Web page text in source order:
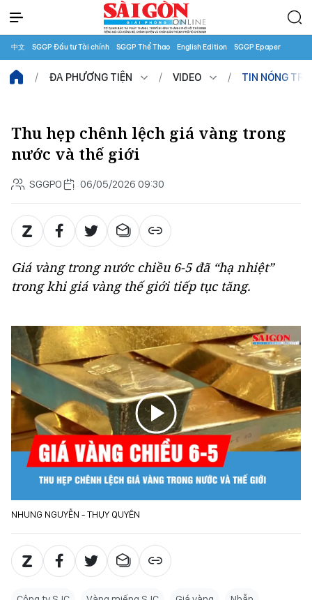
中文 SGGP Đầu tư Tài chính SGGP Thể Thao English Edition SGGP Epaper
ĐA PHƯƠNG TIỆN VIDEO TIN NÓNG
Thu hẹp chênh lệch giá vàng trong
nước và thế giới
SGGPO 06/05/2026 09:30
Giá vàng trong nước chiều 6-5 đã “hạ nhiệt”
trong khi giá vàng thế giới tiếp tục tăng.
NHUNG NGUYỄN - THỤY QUYÊN